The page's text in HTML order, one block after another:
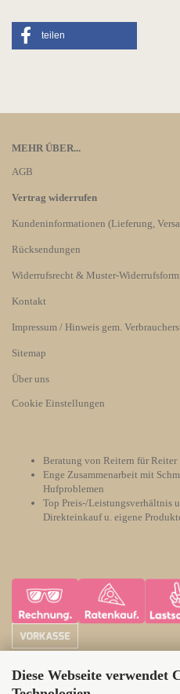
Diese Webseite verwendet
teilen
MEHR ÜBER...
AGB
Vertrag widerrufen
Kundeninformationen (Lieferung,
Rücksendungen
Widerrufsrecht & Muster-
Kontakt
Impressum / Hinweis gem.
Sitemap
Über uns
Cookie Einstellungen
Beratung von Reitern für Reiter
Enge Zusammenarbeit mit
Hufproblemen
Top Preis-/Leistungsverhältnis
Direkteinkauf u. eigene
ATH Horsecare